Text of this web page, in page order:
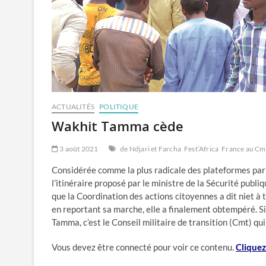
ACTUALITÉS POLITIQUE
Wakhit Tamma cède
3 août 2021 de Ndjari et Farcha Fest’Africa France au
Considérée comme la plus radicale des plateformes
l’itinéraire proposé par le ministre de la Sécurité
que la Coordination des actions citoyennes a dit niet à
en reportant sa marche, elle a finalement obtempéré.
Tamma, c’est le Conseil militaire de transition (Cmt)
Vous devez être connecté pour voir ce contenu.